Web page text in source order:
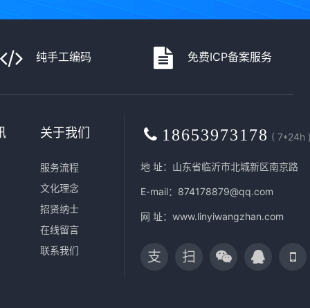
纯手工编码 免费ICP备案服务
关于我们
服务流程
文化理念
招贤纳士
在线留言
联系我们
18653973178 ( 7*24h
地 址：山东省临沂市北城新区南京路
E-mail：874178879@qq.com
网 址：www.linyiwangzhan.com
支 扫